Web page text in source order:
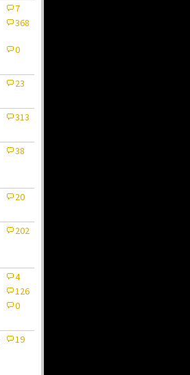
7
368
0
23
313
38
20
202
4
126
0
19